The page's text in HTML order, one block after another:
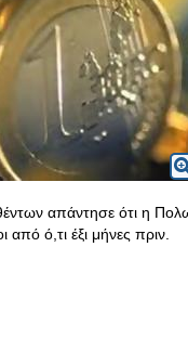
απάντησε ότι η
από ό,τι έξι μήνες πριν.